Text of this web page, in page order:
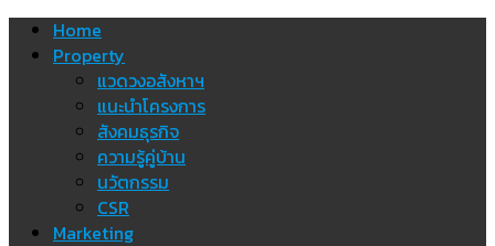
Skip Home
Property
แวดวงอสังหาฯ
แนะนำโครงการ
สังคมธุรกิจ
ความรู้คู่บ้าน
นวัตกรรม
CSR
Marketing